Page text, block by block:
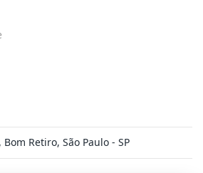
Bom Retiro, São Paulo - SP